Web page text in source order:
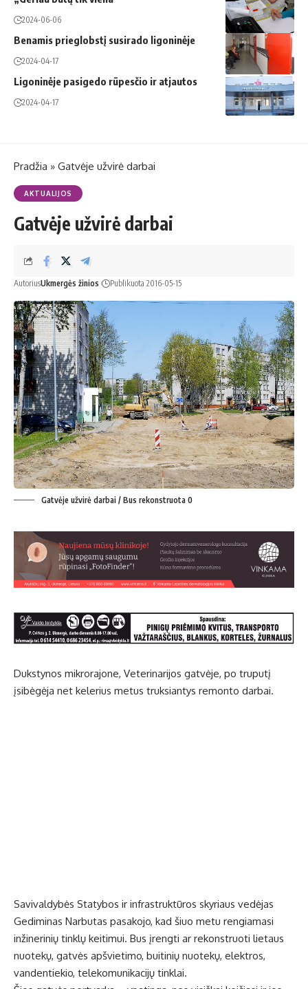
2024-06-06
Benamis prieglobstį susirado ligoninėje
2024-04-17
Ligoninėje pasigedo rūpesčio ir atjautos
2024-04-17
Pradžia » Gatvėje užvirė darbai
AKTUALIJOS
Gatvėje užvirė darbai
AutoriusUkmergės žinios Publikuota 2016-05-15
Gatvėje užvirė darbai / Bus rekonstruota 0
Dukstynos mikrorajone, Veterinarijos gatvėje, po truputį
įsibėgėja net kelerius metus truksiantys remonto darbai.
Savivaldybės Statybos ir infrastruktūros skyriaus vedėjas
Gediminas Narbutas pasakojo, kad šiuo metu rengiamasi
inžinerinių tinklų keitimui. Bus įrengti ar rekonstruoti lietaus
nuotekų, gatvės apšvietimo, buitinių nuotekų, elektros,
vandentiekio, telekomunikacijų tinklai.